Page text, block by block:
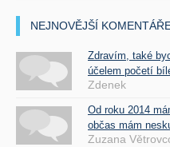
NEJNOVĚJŠÍ
Zdravím, také
účelem početí
Zdenek
Od roku 2014
občas mám
Zuzana